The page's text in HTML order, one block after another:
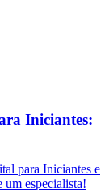
Iniciantes:
para Iniciantes e
um especialista!